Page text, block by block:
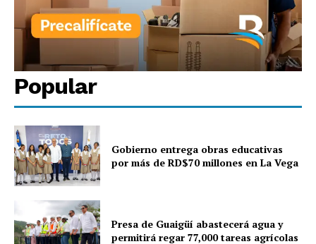
Popular
Gobierno entrega obras educativas
por más de RD$70 millones en La Vega
Presa de Guaigüí abastecerá agua y
permitirá regar 77,000 tareas agrícolas